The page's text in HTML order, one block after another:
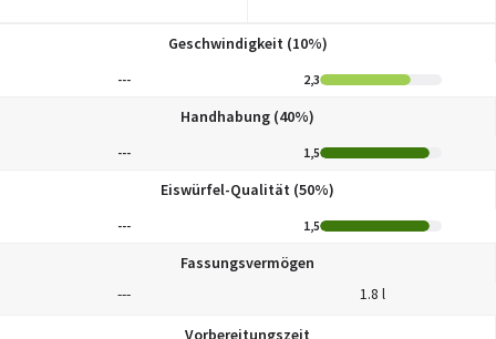
Geschwindigkeit (10%)
--- 2,3
Handhabung (40%)
--- 1,5
Eiswürfel-Qualität (50%)
--- 1,5
Fassungsvermögen
---
1.8 l
Vorbereitungszeit